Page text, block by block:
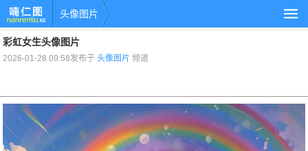
头像图片
彩虹女生头像图片
2026-01-28 09:58发布于头像图片 频道